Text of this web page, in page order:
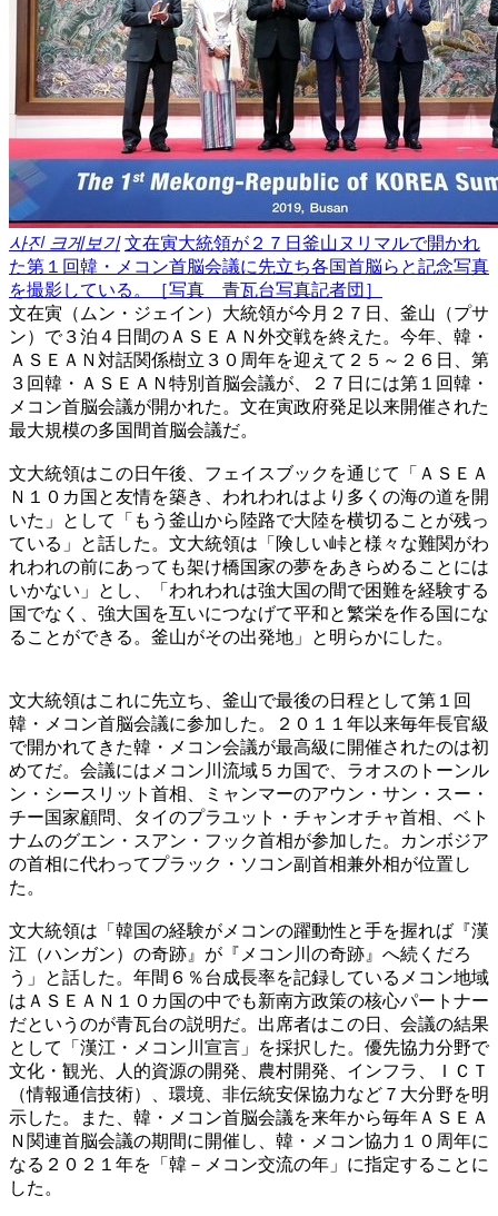
사진 크게보기 文在寅大統領が２７日釜山ヌリマルで開かれ
た第１回韓・メコン首脳会議に先立ち各国首脳らと記念写真
を撮影している。［写真 青瓦台写真記者団］
文在寅（ムン・ジェイン）大統領が今月２７日、釜山（プサ
ン）で３泊４日間のＡＳＥＡＮ外交戦を終えた。今年、韓・
ＡＳＥＡＮ対話関係樹立３０周年を迎えて２５～２６日、第
３回韓・ＡＳＥＡＮ特別首脳会議が、２７日には第１回韓・
メコン首脳会議が開かれた。文在寅政府発足以来開催された
最大規模の多国間首脳会議だ。
文大統領はこの日午後、フェイスブックを通じて「ＡＳＥＡ
Ｎ１０カ国と友情を築き、われわれはより多くの海の道を開
いた」として「もう釜山から陸路で大陸を横切ることが残っ
ている」と話した。文大統領は「険しい峠と様々な難関がわ
れわれの前にあっても架け橋国家の夢をあきらめることには
いかない」とし、「われわれは強大国の間で困難を経験する
国でなく、強大国を互いにつなげて平和と繁栄を作る国にな
ることができる。釜山がその出発地」と明らかにした。
文大統領はこれに先立ち、釜山で最後の日程として第１回
韓・メコン首脳会議に参加した。２０１１年以来毎年長官級
で開かれてきた韓・メコン会議が最高級に開催されたのは初
めてだ。会議にはメコン川流域５カ国で、ラオスのトーンル
ン・シースリット首相、ミャンマーのアウン・サン・スー・
チー国家顧問、タイのプラユット・チャンオチャ首相、ベト
ナムのグエン・スアン・フック首相が参加した。カンボジア
の首相に代わってプラック・ソコン副首相兼外相が位置し
た。
文大統領は「韓国の経験がメコンの躍動性と手を握れば『漢
江（ハンガン）の奇跡』が『メコン川の奇跡』へ続くだろ
う」と話した。年間６％台成長率を記録しているメコン地域
はＡＳＥＡＮ１０カ国の中でも新南方政策の核心パートナー
だというのが青瓦台の説明だ。出席者はこの日、会議の結果
として「漢江・メコン川宣言」を採択した。優先協力分野で
文化・観光、人的資源の開発、農村開発、インフラ、ＩＣＴ
（情報通信技術）、環境、非伝統安保協力など７大分野を明
示した。また、韓・メコン首脳会議を来年から毎年ＡＳＥＡ
Ｎ関連首脳会議の期間に開催し、韓・メコン協力１０周年に
なる２０２１年を「韓－メコン交流の年」に指定することに
した。